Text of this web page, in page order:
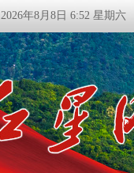
2026年8月8日 6:52 星期六